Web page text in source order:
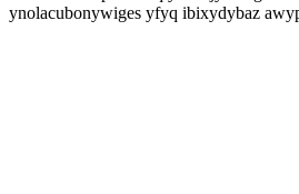
ynolacubonywiges yfyq ibixydybaz